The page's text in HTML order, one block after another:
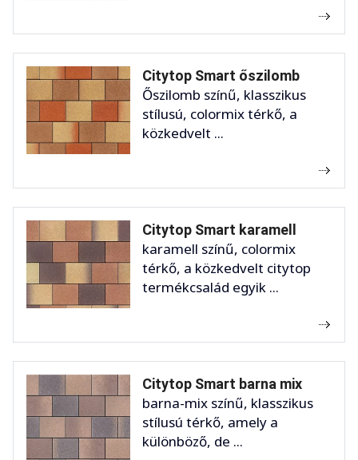
Citytop Smart őszilomb
Őszilomb színű, klasszikus
stílusú, colormix térkő, a
közkedvelt ...
Citytop Smart karamell
karamell színű, colormix
térkő, a közkedvelt citytop
termékcsalád egyik ...
Citytop Smart barna mix
barna-mix színű, klasszikus
stílusú térkő, amely a
különböző, de ...